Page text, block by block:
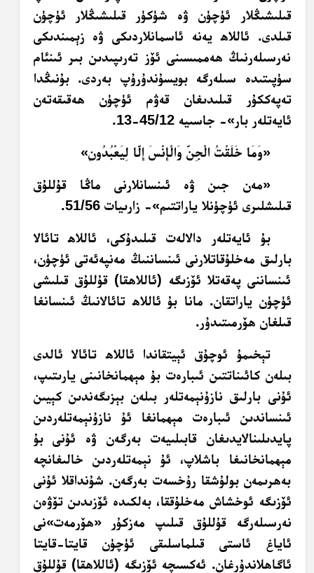
قىلىشىڭلار ئۈچۈن ۋە شۈكۈر قىلىشىڭلار ئۈچۈن
قىلدى. ئاللاھ يەنە ئاسمانلاردىكى ۋە زېمىندىكى
نەرسىلەرنىڭ ھەممىسىنى ئۆز تەرىپىدىن بىر ئىنئام
سۈپىتىدە سىلەرگە بويسۇندۇرۇپ بەردى. بۇنىڭدا
تەپەككۇر قىلىدىغان قەۋم ئۈچۈن ھەقىقەتەن
ئايەتلەر بار»- جاسىيە 45/12-13.
«وَمَا خَلَقْتُ الْجِنَّ وَالْإِنْسَ إِلَّا لِيَعْبُدُونِ»
«مەن جىن ۋە ئىنسانلارنى ماڭا قۇللۇق
قىلىشلىرى ئۈچۈنلا ياراتتىم»- زارىيات 51/56.
بۇ ئايەتلەر دالالەت قىلىدۇكى، ئاللاھ تائالا
بارلىق مەخلۇقاتلارنى ئىنساننىڭ مەنپەئەتى ئۈچۈن،
ئىنساننى پەقەتلا ئۆزىگە (ئاللاھقا) قۇللۇق قىلىشى
ئۈچۈن ياراتقان. مانا بۇ ئاللاھ تائالانىڭ ئىنسانغا
قىلغان ھۆرمىتىدۇر.
تېخىمۇ ئوچۇق ئېيتقاندا ئاللاھ تائالا ئالدى
بىلەن كائىناتتىن ئىبارەت بۇ مېھمانخانىنى يارىتىپ،
ئۇنى بارلىق نازۇنېمەتلەر بىلەن بېزىگەندىن كېيىن
ئىنساندىن ئىبارەت مېھمانغا ئۇ نازۇنېمەتلەردىن
پايدىلىنالايدىغان قابىلىيەت بەرگەن ۋە ئۇنى بۇ
مېھمانخانىغا باشلاپ، ئۇ نېمەتلەردىن خالىغانچە
بەھرىمەن بولۇشقا رۇخسەت بەرگەن. شۇنداقلا ئۇنى
ئۆزىگە ئوخشاش مەخلۇققا، بەلكىدە ئۆزىدىن تۆۋەن
نەرسىلەرگە قۇللۇق قىلىپ مەزكۇر «ھۆرمەت»نى
ئاياغ ئاستى قىلماسلىقى ئۈچۈن قايتا-قايتا
ئاگاھلاندۇرغان. ئەكسىچە ئۆزىگە (ئاللاھقا) قۇللۇق